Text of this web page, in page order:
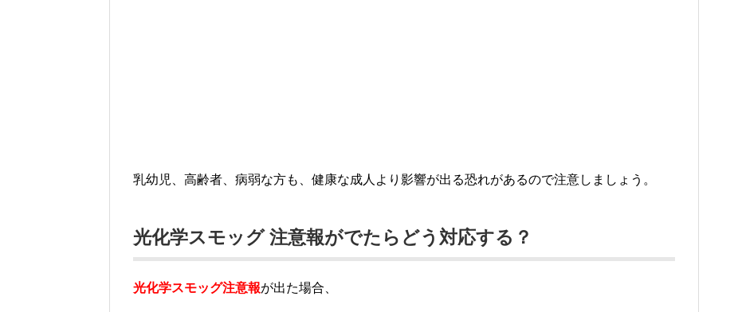
乳幼児、高齢者、病弱な方も、健康な成人より影響が出る恐れがあるので注意しましょう。
光化学スモッグ 注意報がでたらどう対応する？
光化学スモッグ注意報が出た場合、